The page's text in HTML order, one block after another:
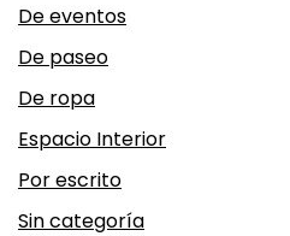
De eventos
De paseo
De ropa
Espacio Interior
Por escrito
Sin categoría